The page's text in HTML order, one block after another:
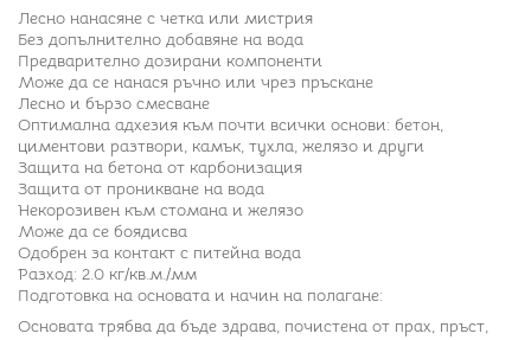
Лесно нанасяне с четка или мистрия
Без допълнително добавяне на вода
Предварително дозирани компоненти
Може да се нанася ръчно или чрез пръскане
Лесно и бързо смесване
Оптимална адхезия към почти всички основи: бетон,
циментови разтвори, камък, тухла, желязо и други
Защита на бетона от карбонизация
Защита от проникване на вода
Некорозивен към стомана и желязо
Може да се боядисва
Одобрен за контакт с питейна вода
Разход: 2.0 кг/кв.м./мм
Подготовка на основата и начин на полагане:
Основата трябва да бъде здрава, почистена от прах, пръст,